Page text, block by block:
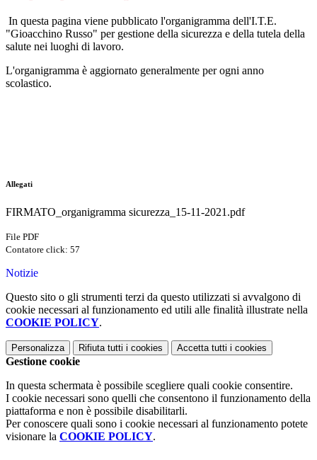
In questa pagina viene pubblicato l'organigramma dell'I.T.E.
"Gioacchino Russo" per gestione della sicurezza e della tutela della
salute nei luoghi di lavoro.
L'organigramma è aggiornato generalmente per ogni anno
scolastico.
Allegati
FIRMATO_organigramma sicurezza_15-11-2021.pdf
File PDF
Contatore click: 57
Notizie
Questo sito o gli strumenti terzi da questo utilizzati si avvalgono di
cookie necessari al funzionamento ed utili alle finalità illustrate nella
COOKIE POLICY.
Personalizza Rifiuta tutti i cookies Accetta tutti i cookies
Gestione cookie
In questa schermata è possibile scegliere quali cookie consentire.
I cookie necessari sono quelli che consentono il funzionamento della
piattaforma e non è possibile disabilitarli.
Per conoscere quali sono i cookie necessari al funzionamento potete
visionare la COOKIE POLICY.